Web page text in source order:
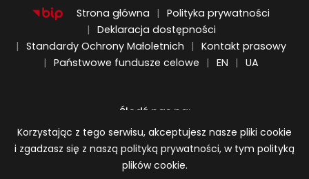
Strona główna
Polityka prywatności
Deklaracja dostępności
Standardy Ochrony Małoletnich
Kontakt prasowy
Państwowe fundusze celowe
EN
ENGLISH
UA
UKRAIŃSKI
Śledź nas na:
Informacja o plikach cookie
Korzystając z tego serwisu, akceptujesz nasze pliki cookie
i zgadzasz się z naszą polityką prywatności, w tym polityką
plików cookie.